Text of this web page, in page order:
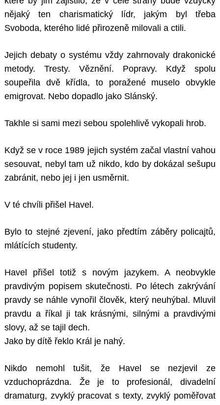
nějaký ten charismatický lídr, jakým byl třeba
Svoboda, kterého lidé přirozeně milovali a ctili.
Jejich debaty o systému vždy zahrnovaly drakonické
metody. Tresty. Věznění. Popravy. Když spolu
soupeřila dvě křídla, to poražené muselo obvykle
emigrovat. Nebo dopadlo jako Slánský.
Takhle si sami mezi sebou spolehlivě vykopali hrob.
Když se v roce 1989 jejich systém začal vlastní vahou
sesouvat, nebyl tam už nikdo, kdo by dokázal sešupu
zabránit, nebo jej i jen usměrnit.
V té chvíli přišel Havel.
Bylo to stejné zjevení, jako předtím záběry policajtů,
mlátících studenty.
Havel přišel totiž s novým jazykem. A neobvykle
pravdivým popisem skutečnosti. Po létech zakrývání
pravdy se náhle vynořil člověk, který neuhýbal. Mluvil
pravdu a říkal ji tak krásnými, silnými a pravdivými
slovy, až se tajil dech.
Jako by dítě řeklo Král je nahý.
Nikdo nemohl tušit, že Havel se nezjevil ze
vzduchoprázdna. Že je to profesionál, divadelní
dramaturg, zvyklý pracovat s texty, zvyklý poměřovat